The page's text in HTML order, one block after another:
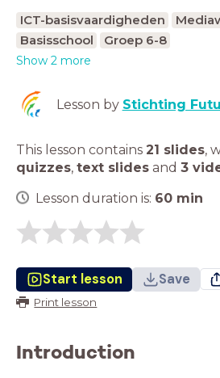
ICT-basisvaardigheden
Basisschool
Groep 6-8
Show 2 more
Lesson by Stichting
This lesson contains 21 slides,
quizzes, text slides and 3
Lesson duration is: 60 min
Start lesson Save
Print lesson
Introduction